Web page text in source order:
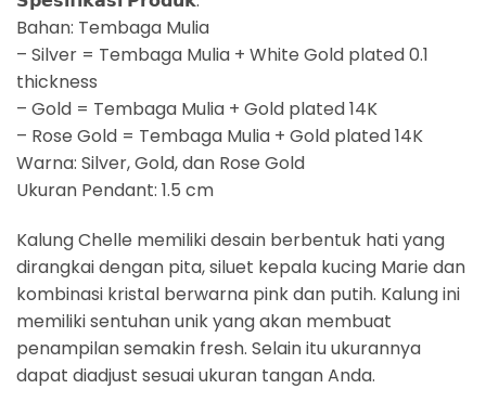
Bahan: Tembaga Mulia
– Silver = Tembaga Mulia + White Gold plated 0.1
thickness
– Gold = Tembaga Mulia + Gold plated 14K
– Rose Gold = Tembaga Mulia + Gold plated 14K
Warna: Silver, Gold, dan Rose Gold
Ukuran Pendant: 1.5 cm
Kalung Chelle memiliki desain berbentuk hati yang
dirangkai dengan pita, siluet kepala kucing Marie dan
kombinasi kristal berwarna pink dan putih. Kalung ini
memiliki sentuhan unik yang akan membuat
penampilan semakin fresh. Selain itu ukurannya
dapat diadjust sesuai ukuran tangan Anda.